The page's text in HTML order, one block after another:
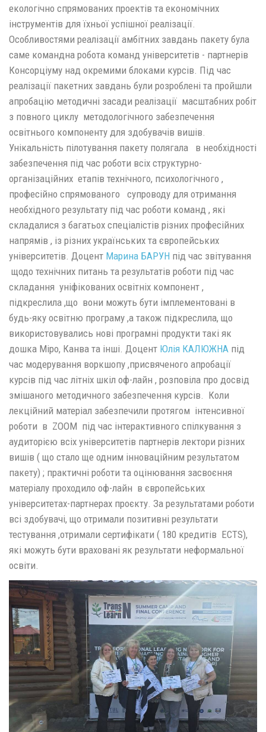
екологічно спрямованих проектів та економічних
інструментів для їхньої успішної реалізації.
Особливостями реалізації амбітних завдань пакету була
саме командна робота команд університетів - партнерів
Консорціуму над окремими блоками курсів. Під час
реалізації пакетних завдань були розроблені та пройшли
апробацію методичні засади реалізації масштабних робіт
з повного циклу методологічного забезпечення
освітнього компоненту для здобувачів вишів.
Унікальність пілотування пакету полягала в необхідності
забезпечення під час роботи всіх структурно-
організаційних етапів технічного, психологічного ,
професійно спрямованого супроводу для отримання
необхідного результату під час роботи команд , які
складалися з багатьох спеціалістів різних професійних
напрямів , із різних українських та європейських
університетів. Доцент Марина БАРУН під час звітування
щодо технічних питань та результатів роботи під час
складання уніфікованих освітніх компонент ,
підкреслила ,що вони можуть бути імплементовані в
будь-яку освітню програму ,а також підкреслила, що
використовувались нові програмні продукти такі як
дошка Міро, Канва та інші. Доцент Юлія КАЛЮЖНА під
час модерування воркшопу ,присвяченого апробації
курсів під час літніх шкіл оф-лайн , розповіла про досвід
змішаного методичного забезпечення курсів. Коли
лекційний матеріал забезпечили протягом інтенсивної
роботи в ZOOM під час інтерактивного спілкування з
аудиторією всіх університетів партнерів лектори різних
вишів ( що стало ще одним інноваційним результатом
пакету) ; практичні роботи та оцінювання засвоєння
матеріалу проходило оф-лайн в європейських
університетах-партнерах проєкту. За результатами роботи
всі здобувачі, що отримали позитивні результати
тестування ,отримали сертифікати ( 180 кредитів ECTS),
які можуть бути враховані як результати неформальної
освіти.